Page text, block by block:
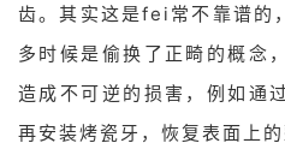
齿。其实这是fei常不靠谱的
多时候是偷换了正畸的概念
造成不可逆的损害，例如通
再安装烤瓷牙，恢复表面上的